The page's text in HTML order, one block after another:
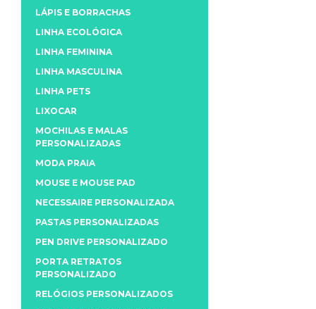
LÁPIS E BORRACHAS
LINHA ECOLÓGICA
LINHA FEMININA
LINHA MASCULINA
LINHA PETS
LIXOCAR
MOCHILAS E MALAS
PERSONALIZADAS
MODA PRAIA
MOUSE E MOUSE PAD
NECESSAIRE PERSONALIZADA
PASTAS PERSONALIZADAS
PEN DRIVE PERSONALIZADO
PORTA RETRATOS
PERSONALIZADO
RELÓGIOS PERSONALIZADOS